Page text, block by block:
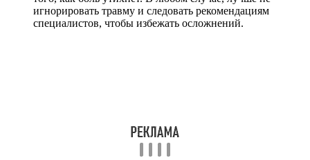
игнорировать травму и следовать рекомендациям
специалистов, чтобы избежать осложнений.